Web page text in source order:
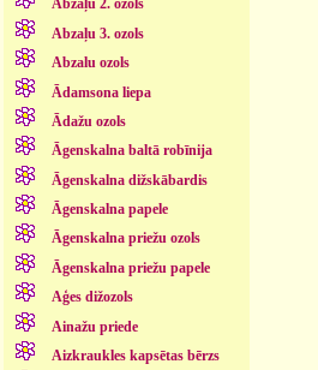
Abzaļu 2. ozols
Abzaļu 3. ozols
Abzalu ozols
Ādamsona liepa
Ādažu ozols
Āgenskalna baltā robīnija
Āgenskalna dižskābardis
Āgenskalna papele
Āgenskalna priežu ozols
Āgenskalna priežu papele
Aģes dižozols
Ainažu priede
Aizkraukles kapsētas bērzs